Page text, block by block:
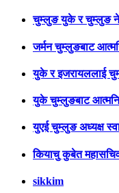
चुम्लुङ युके र चुम्लुङ
जर्मन चुम्लुङबाट
युके र इजरायललाई
युके चुम्लुङबाट
युएई चुम्लुङ अध्यक्ष
कियाचु कुबेत
sikkim